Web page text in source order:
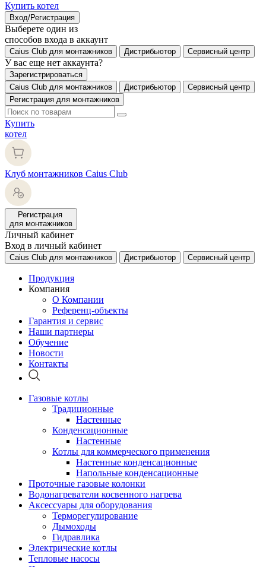
Купить котел
Вход/Регистрация
Выберете один из
способов входа в аккаунт
Caius Club для монтажников Дистрибьютор Сервисный центр
У вас еще нет аккаунта?
Зарегистрироваться
Caius Club для монтажников
Дистрибьютор
Сервисный центр
Регистрация для монтажников
Купить
котел
Клуб монтажников Caius Club
Регистрация
для монтажников
Личный кабинет
Вход в личный кабинет
Caius Club для монтажников Дистрибьютор Сервисный центр
Продукция
Компания
О Компании
Референц-объекты
Гарантия и сервис
Наши партнеры
Обучение
Новости
Контакты
Газовые котлы
Традиционные
Настенные
Конденсационные
Настенные
Котлы для коммерческого применения
Настенные конденсационные
Напольные конденсационные
Проточные газовые колонки
Водонагреватели косвенного нагрева
Аксессуары для оборудования
Терморегулирование
Дымоходы
Гидравлика
Электрические котлы
Тепловые насосы